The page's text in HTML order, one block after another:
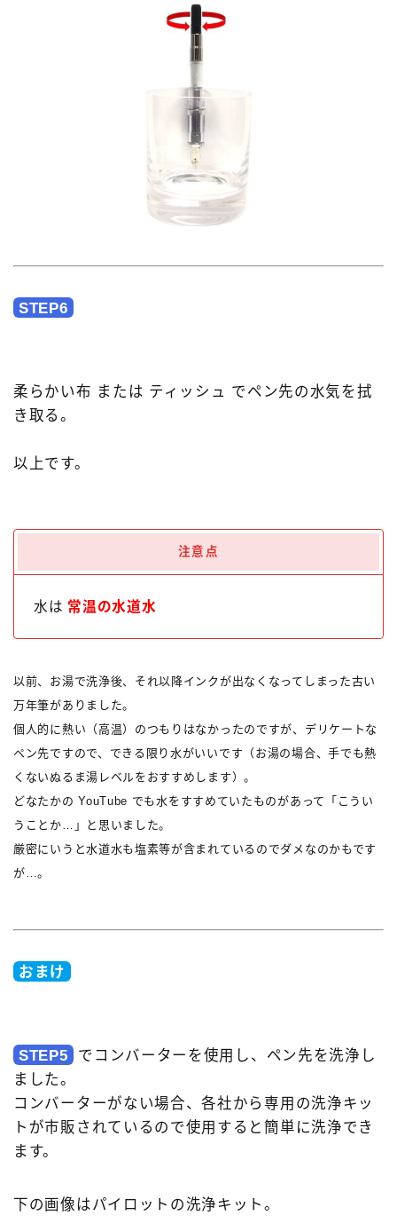
STEP6
柔らかい布 または ティッシュ でペン先の水気を拭
き取る。
以上です。
注意点
水は 常温の水道水
以前、お湯で洗浄後、それ以降インクが出なくなってしまった古い
万年筆がありました。
個人的に熱い（高温）のつもりはなかったのですが、デリケートな
ペン先ですので、できる限り水がいいです（お湯の場合、手でも熱
くないぬるま湯レベルをおすすめします）。
どなたかの YouTube でも水をすすめていたものがあって「こうい
うことか…」と思いました。
厳密にいうと水道水も塩素等が含まれているのでダメなのかもです
が…。
おまけ
STEP5
でコンバーターを使用し、ペン先を洗浄し
ました。
コンバーターがない場合、各社から専用の洗浄キッ
トが市販されているので使用すると簡単に洗浄でき
ます。
下の画像はパイロットの洗浄キット。